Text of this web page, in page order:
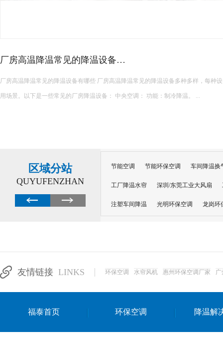
皮革车间降温措施有哪些？
皮革车间使用蒸发冷空调的降温措施及相关要点如下： 设备选型 根据面积：如果车间面积较小，如 200 平方
米以下，可选择单台小型蒸发冷空调。若车间面积较大，如 1000 平方米以上，可能
区域分站
QUYUFENZHAN
节能空调 节能环保空调 车间降温换
工厂降温水帘 深圳/东莞工业大风扇
注塑车间降温 光明环保空调 龙岗环
达州工业省电安装
友情链接 LINKS 环保空调 水帘风机 惠州环保空调厂家 广
福泰首页 环保空调 降温解